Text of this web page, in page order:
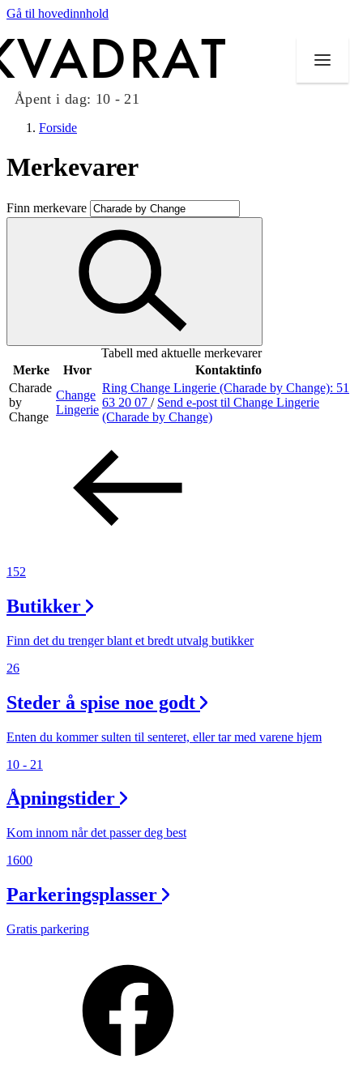
Gå til hovedinnhold
Åpent i dag: 10 - 21
Butikker
Mat og drikke
Taket på Kvadrat
Aktiviteter
Inspirasjon
Åpningstider
Forside
Merkevarer
Finn merkevare
Tabell med aktuelle merkevarer
Merke
Hvor
Kontaktinfo
Charade
by
Change
Change
Lingerie
Ring Change Lingerie (Charade by Change): 51
63 20 07 / Send e-post til Change Lingerie
(Charade by Change)
152
Butikker
Finn det du trenger blant et bredt utvalg butikker
26
Steder å spise noe godt
Enten du kommer sulten til senteret, eller tar med varene hjem
10 - 21
Åpningstider
Kom innom når det passer deg best
1600
Parkeringsplasser
Gratis parkering